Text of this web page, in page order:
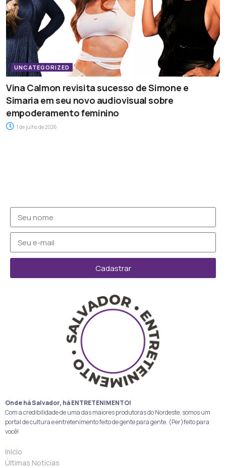
UNCATEGORIZED
Vina Calmon revisita sucesso de Simone e
Simaria em seu novo audiovisual sobre
empoderamento feminino
1 de julho de 2026
Cadastrar
Onde há Salvador, há ENTRETENIMENTO!
Com a credibilidade de uma das maiores produtoras do Nordeste, somos um
portal de cultura e entretenimento feito de gente para gente. (Per)feito para
você!
Início
Últimas Notícias